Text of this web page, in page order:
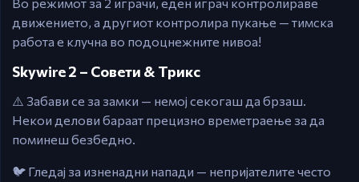
движението, а другиот контролира пукање — тимска
работа е клучна во подоцнежните нивоа!
Skywire 2 – Совети & Трикс
⚠️ Забави се за замки — немој секогаш да брзаш.
Некои делови бараат прецизно времетраење за да
поминеш безбедно.
🐦 Гледај за изненадни напади — непријателите често